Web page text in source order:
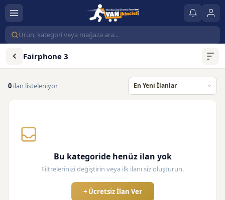
Fairphone 3
0 ilan listeleniyor
Bu kategoride henüz ilan yok
Filtrelerinizi değiştirin veya ilk ilanı siz oluşturun.
+ Ücretsiz İlan Ver